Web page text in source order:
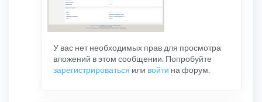
У вас нет необходимых прав для просмотра
вложений в этом сообщении. Попробуйте
зарегистрироваться или войти на форум.